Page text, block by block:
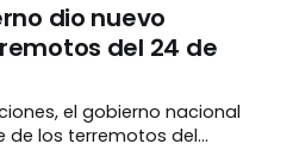
dio nuevo
del 24 de
el gobierno nacional
de los terremotos del